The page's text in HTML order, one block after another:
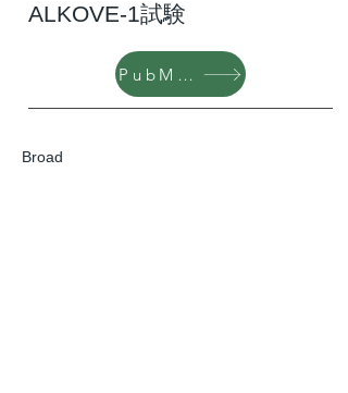
ALKOVE-1試験
PubMed
Broad